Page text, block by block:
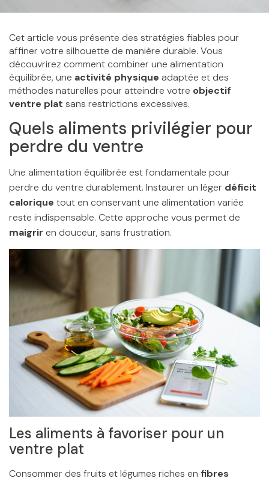
Cet article vous présente des stratégies fiables pour
affiner votre silhouette de manière durable. Vous
découvrirez comment combiner une alimentation
équilibrée, une activité physique adaptée et des
méthodes naturelles pour atteindre votre objectif
ventre plat sans restrictions excessives.
Quels aliments privilégier pour
perdre du ventre
Une alimentation équilibrée est fondamentale pour
perdre du ventre durablement. Instaurer un léger déficit
calorique tout en conservant une alimentation variée
reste indispensable. Cette approche vous permet de
maigrir en douceur, sans frustration.
Les aliments à favoriser pour un
ventre plat
Consommer des fruits et légumes riches en fibres